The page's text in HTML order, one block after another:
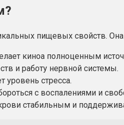
пищевых свойств.
киноа полноценным
и работу нервной системы.
уровень стресса.
с воспалениями и
стабильным и